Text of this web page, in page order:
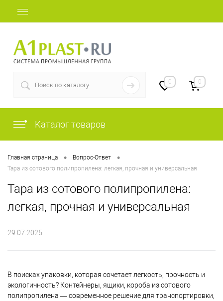
0 0
Каталог товаров
Главная страница • Вопрос-Ответ •
Тара из сотового полипропилена: легкая, прочная и универсальная
Тара из сотового полипропилена:
легкая, прочная и универсальная
29.07.2025
В поисках упаковки, которая сочетает легкость, прочность и
экологичность? Контейнеры, ящики, короба из сотового
полипропилена — современное решение для транспортировки,